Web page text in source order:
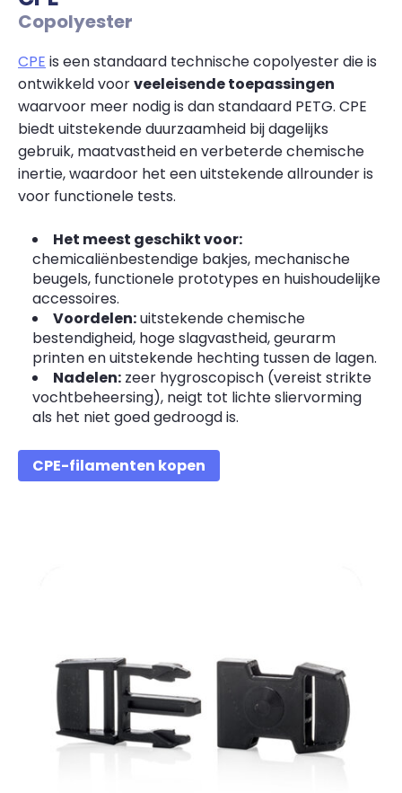
Copolyester
CPE is een standaard technische copolyester die is
ontwikkeld voorveeleisende toepassingen
waarvoor meer nodig is dan standaard PETG. CPE
biedt uitstekende duurzaamheid bij dagelijks
gebruik, maatvastheid en verbeterde chemische
inertie, waardoor het een uitstekende allrounder is
voor functionele tests.
Het meest geschikt voor:
chemicaliënbestendige bakjes, mechanische
beugels, functionele prototypes en huishoudelijke
accessoires.
Voordelen:uitstekende chemische
bestendigheid, hoge slagvastheid, geurarm
printen en uitstekende hechting tussen de lagen.
Nadelen: zeer hygroscopisch (vereist strikte
vochtbeheersing), neigt tot lichte sliervorming
als het niet goed gedroogd is.
CPE-filamenten kopen